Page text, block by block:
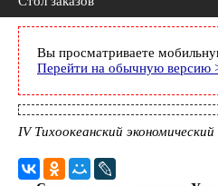
Вы просматриваете
Перейти на обычную версию
IV Тихоокеанский